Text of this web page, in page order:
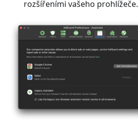
rozšířeními vašeho prohlížeče.